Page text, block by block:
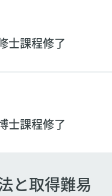
士課程修了
士課程修了
と取得難易